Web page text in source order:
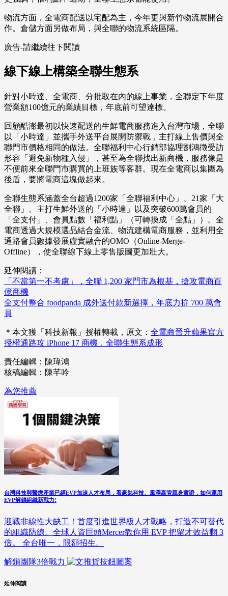
物流方面，全電商配送以宅配為主，今年更與新竹物流展開合
作。倉儲方面另做布局，與全聯的物流系統區隔。
廣告-請繼續往下閱讀
線下線上構築全聯生態系
針對小時達、全電商、分批取在內的線上事業，全聯定下年度
營業額100億元的業績目標，年底前可望達標。
回顧酷澎最初以快速配送的生鮮電商服務進入台灣市場，全聯
以「小時達」並攜手外送平台展開防禦戰，主打線上售價與全
聯門市價格相同的做法。全聯福利中心行銷部協理劉鴻徵受訪
形容「避免新物種入侵」，甚至為全聯找出新商機，服務像是
不便前來全聯門市購買的上班族等客群。現在全電商以集團為
後盾，要將電商這塊做起來。
全聯生態系涵蓋全台超過1200家「全聯福利中心」、21家「大
全聯」、主打生鮮外送的「小時達」以及突破600萬會員的
「全支付」、會員點數「福利點」（可轉換成「全點」）。全
電商透過大規模選品結合金流、物流建構電商服務，並利用全
通路會員數據發展虛實融合的OMO（Online-Merge-
Offline），使全聯線下線上零售版圖更加壯大。
延伸閱讀：
「不當第一不考慮」，全聯 1,200 家門市為根基，搶攻電商百
億商機
全支付整合 foodpanda 成外送付款新選擇，年底力拚 700 萬會
員
＊本文獲「科技新報」授權轉載，原文： 全電商晉升蘋果官方
授權通路攻 iPhone 17 商機，全聯生態系成形
責任編輯：陳瑋鴻
核稿編輯：陳芊吟
為您推薦
台灣科技與醫療產業已經EVP加速人才布局，看豪勉科技、風澤高管親身實證，如何運用
EVP解鎖組織新戰力!
迎戰非線性大缺工！首度引進世界級人才戰略，打造不可替代
的組織防線。全球人資巨頭Mercer教你用 EVP 把留才效益翻 3
倍。 全台唯一，限額招生。
解鎖團隊3倍戰力
延伸閱讀